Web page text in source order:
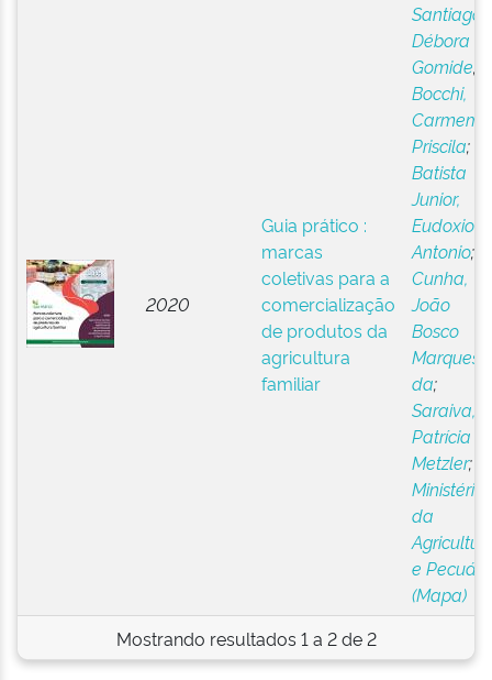
2020
Guia prático :
marcas
coletivas para a
comercialização
de produtos da
agricultura
familiar
Santiago,
Débora
Gomide;
Bocchi,
Carmem
Priscila;
Batista
Junior,
Eudoxio
Antonio;
Cunha,
João
Bosco
Marques
da;
Saraiva,
Patrícia
Metzler;
Ministério
da
e
(Mapa)
Mostrando resultados 1 a 2 de 2